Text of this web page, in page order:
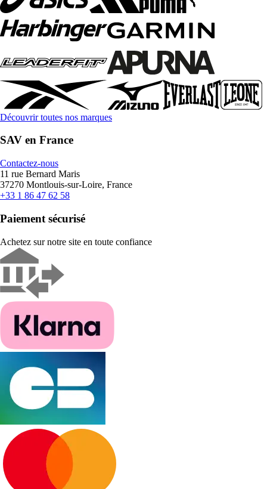
Découvrir toutes nos marques
SAV en France
Contactez-nous
11 rue Bernard Maris
37270 Montlouis-sur-Loire, France
+33 1 86 47 62 58
Paiement sécurisé
Achetez sur notre site en toute confiance